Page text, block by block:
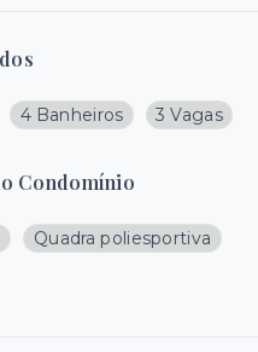
4 Banheiros 3 Vagas
Condomínio
Quadra poliesportiva